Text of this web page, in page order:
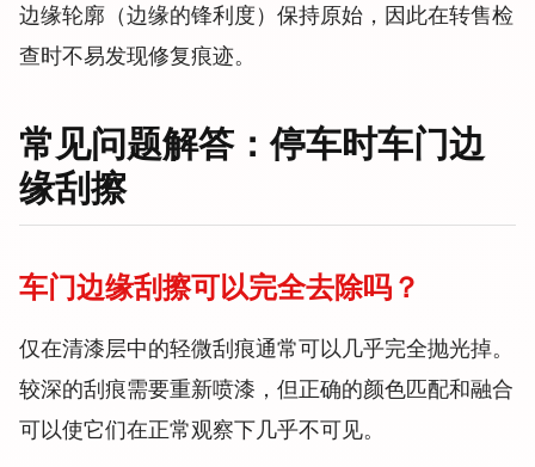
边缘轮廓（边缘的锋利度）保持原始，因此在转售检
查时不易发现修复痕迹。
常见问题解答：停车时车门边
缘刮擦
车门边缘刮擦可以完全去除吗？
仅在清漆层中的轻微刮痕通常可以几乎完全抛光掉。
较深的刮痕需要重新喷漆，但正确的颜色匹配和融合
可以使它们在正常观察下几乎不可见。